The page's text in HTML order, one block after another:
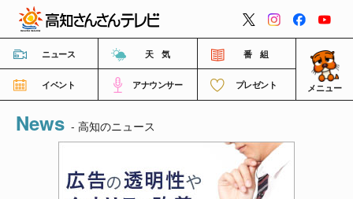
ニュース 天 気 番 組
イベント アナウンサー プレゼント メニュー
高知さんさんテレビについて
News - 高知のニュース